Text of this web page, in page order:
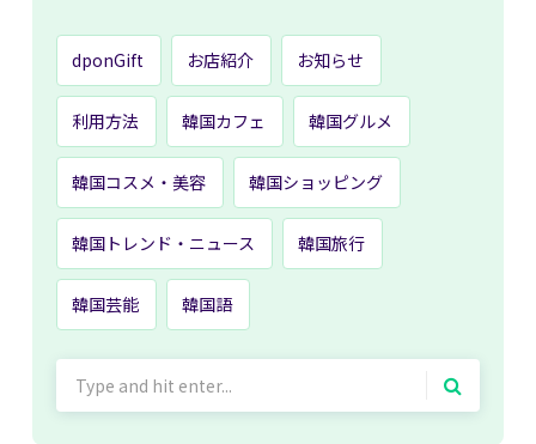
dponGift お店紹介 お知らせ
利用方法 韓国カフェ 韓国グルメ
韓国コスメ・美容 韓国ショッピング
韓国トレンド・ニュース 韓国旅行
韓国芸能 韓国語